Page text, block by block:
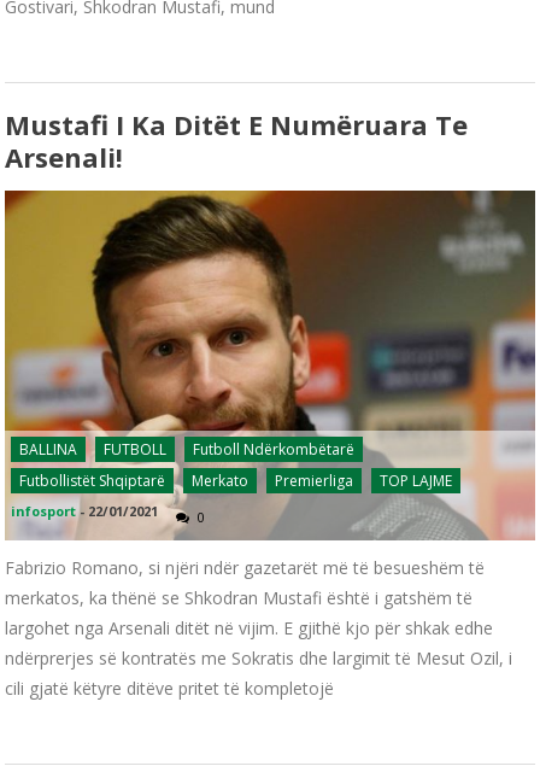
Gostivari, Shkodran Mustafi, mund
Mustafi I Ka Ditët E Numëruara Te
Arsenali!
BALLINA FUTBOLL
Futboll Ndërkombëtarë
Futbollistët Shqiptarë
Merkato Premierliga TOP LAJME
infosport - 22/01/2021 0
Fabrizio Romano, si njëri ndër gazetarët më të besueshëm të
merkatos, ka thënë se Shkodran Mustafi është i gatshëm të
largohet nga Arsenali ditët në vijim. E gjithë kjo për shkak edhe
ndërprerjes së kontratës me Sokratis dhe largimit të Mesut Ozil, i
cili gjatë këtyre ditëve pritet të kompletojë